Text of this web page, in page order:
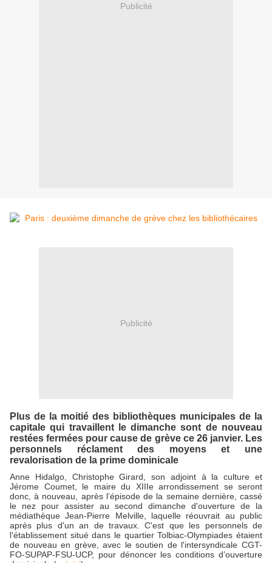
Publicité
Publicité
Plus de la moitié des bibliothèques municipales de la
capitale qui travaillent le dimanche sont de nouveau
restées fermées pour cause de grève ce 26 janvier. Les
personnels réclament des moyens et une
revalorisation de la prime dominicale
Anne Hidalgo, Christophe Girard, son adjoint à la culture et
Jérome Coumet, le maire du XIIIe arrondissement se seront
donc, à nouveau, après l’épisode de la semaine dernière, cassé
le nez pour assister au second dimanche d'ouverture de la
médiathèque Jean-Pierre Melville, laquelle réouvrait au public
après plus d'un an de travaux. C'est que les personnels de
l'établissement situé dans le quartier Tolbiac-Olympiades étaient
de nouveau en grève, avec le soutien de l'intersyndicale CGT-
FO-SUPAP-FSU-UCP, pour dénoncer les conditions d’ouverture